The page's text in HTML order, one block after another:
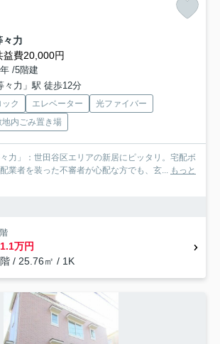
々力
益費20,000円
/5階建
々力」駅 徒歩12分
ク エレベーター
光ファイバー
地内ごみ置き場
々力」：世田谷区エリアの新居にピッタリ。宅配ボ
業者を装った不審者が心配な方でも、玄... もっと
万円
/ 25.76㎡ / 1K